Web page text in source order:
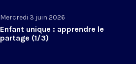
Mercredi 3 juin 2026
Enfant unique : apprendre le
partage (1/3)